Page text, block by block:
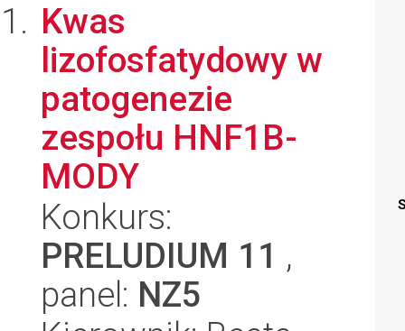
Kwas
lizofosfatydowy w
patogenezie
zespołu HNF1B-
MODY
Konkurs:
PRELUDIUM 11 ,
panel: NZ5